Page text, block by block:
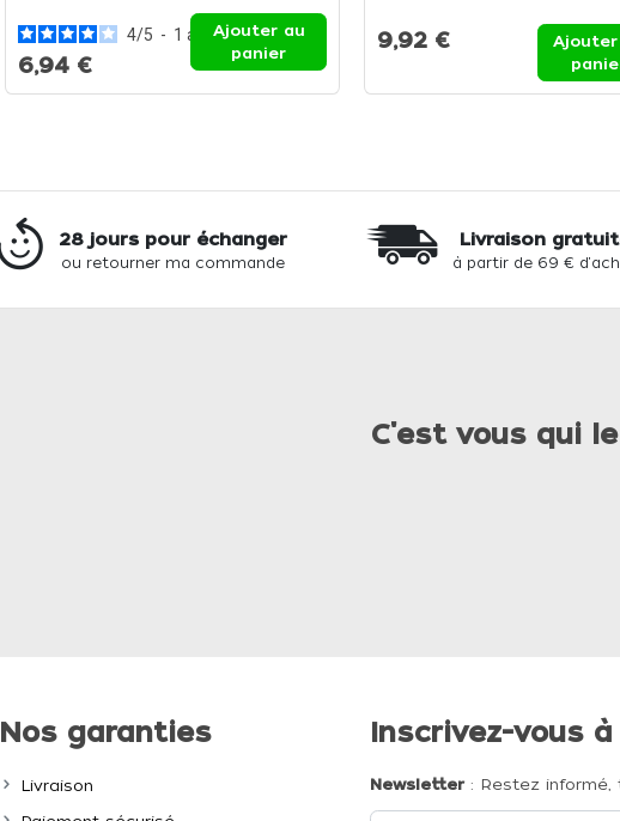
4/5 - 1 avis
6,94 €
Ajouter au
panier
9,92 €
Ajouter
28 jours pour échanger
ou retourner ma commande
Livraison
à partir de 69 €
C'est vous qui
Nos garanties
Livraison
Inscrivez-vous
Newsletter: Restez informé,